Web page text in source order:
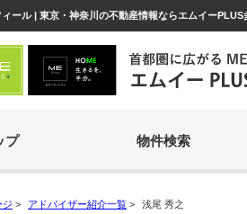
ール | 東京・神奈川の不動産情報ならエムイーPLUS
プ 物件検索
ジ > アドバイザー紹介一覧 > 浅尾 秀之
浅尾 秀之